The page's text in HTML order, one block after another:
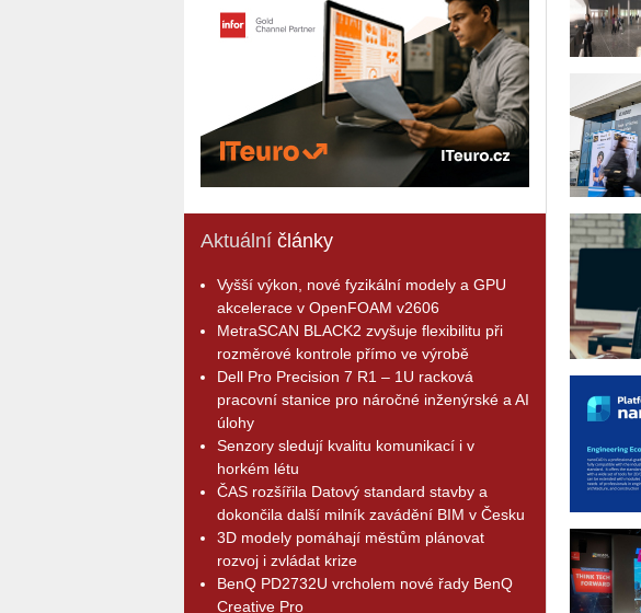
Aktuální články
Vyšší výkon, nové fyzikální modely a GPU
akcelerace v OpenFOAM v2606
MetraSCAN BLACK2 zvyšuje flexibilitu při
rozměrové kontrole přímo ve výrobě
Dell Pro Precision 7 R1 – 1U racková
pracovní stanice pro náročné inženýrské a AI
úlohy
Senzory sledují kvalitu komunikací i v
horkém létu
ČAS rozšířila Datový standard stavby a
dokončila další milník zavádění BIM v Česku
3D modely pomáhají městům plánovat
rozvoj i zvládat krize
BenQ PD2732U vrcholem nové řady BenQ
Creative Pro